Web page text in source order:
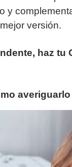
y
versión.
haz tu
averiguarlo